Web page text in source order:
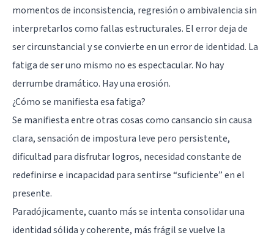
momentos de inconsistencia, regresión o ambivalencia sin
interpretarlos como fallas estructurales. El error deja de
ser circunstancial y se convierte en un error de identidad. La
fatiga de ser uno mismo no es espectacular. No hay
derrumbe dramático. Hay una erosión.
¿Cómo se manifiesta esa fatiga?
Se manifiesta entre otras cosas como cansancio sin causa
clara, sensación de impostura leve pero persistente,
dificultad para disfrutar logros, necesidad constante de
redefinirse e incapacidad para sentirse “suficiente” en el
presente.
Paradójicamente, cuanto más se intenta consolidar una
identidad sólida y coherente, más frágil se vuelve la